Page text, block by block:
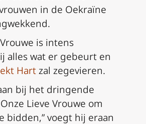
in de Oekraïne
is intens
alles wat er gebeurt en
Hartzal zegevieren.
bij het dringende
Lieve Vrouwe om
bidden,” voegt hij eraan